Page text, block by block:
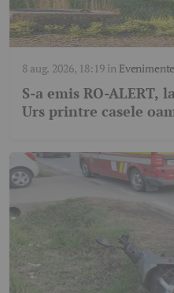
8 aug. 2026, 18:19în Evenimente
S-a emis RO-ALERT,
Urs printre casele